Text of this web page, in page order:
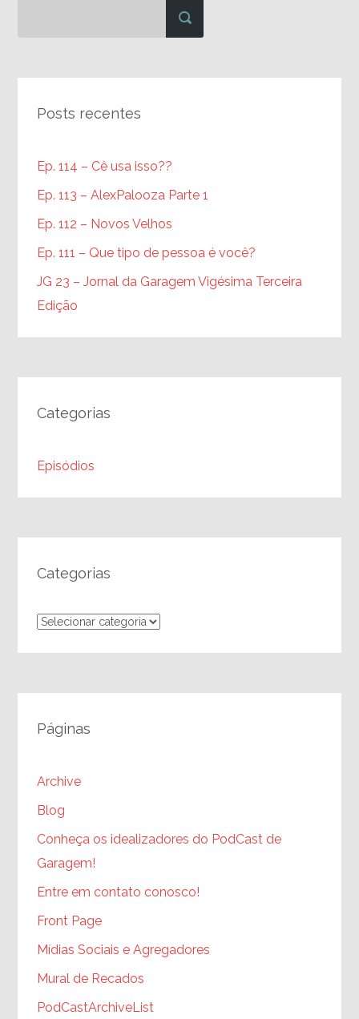
Posts recentes
Ep. 114 – Cê usa isso??
Ep. 113 – AlexPalooza Parte 1
Ep. 112 – Novos Velhos
Ep. 111 – Que tipo de pessoa é você?
JG 23 – Jornal da Garagem Vigésima Terceira
Edição
Categorias
Episódios
Categorias
Categorias
Páginas
Archive
Blog
Conheça os idealizadores do PodCast de
Garagem!
Entre em contato conosco!
Front Page
Mídias Sociais e Agregadores
Mural de Recados
PodCastArchiveList